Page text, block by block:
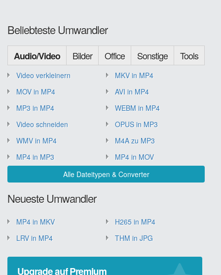
Beliebteste Umwandler
Audio/Video Bilder Office Sonstige Tools
Video verkleinern
MKV in MP4
MOV in MP4
AVI in MP4
MP3 in MP4
WEBM in MP4
Video schneiden
OPUS in MP3
WMV in MP4
M4A zu MP3
MP4 in MP3
MP4 in MOV
Alle Dateitypen & Converter
Neueste Umwandler
MP4 in MKV
H265 in MP4
LRV in MP4
THM in JPG
Upgrade auf Premium